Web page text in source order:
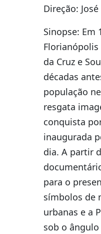
Direção:
Sinopse: Em
da Cruz e
décadas
população
resgata
conquista
inaugurada
dia. A partir
para o
símbolos de
urbanas e a
sob o